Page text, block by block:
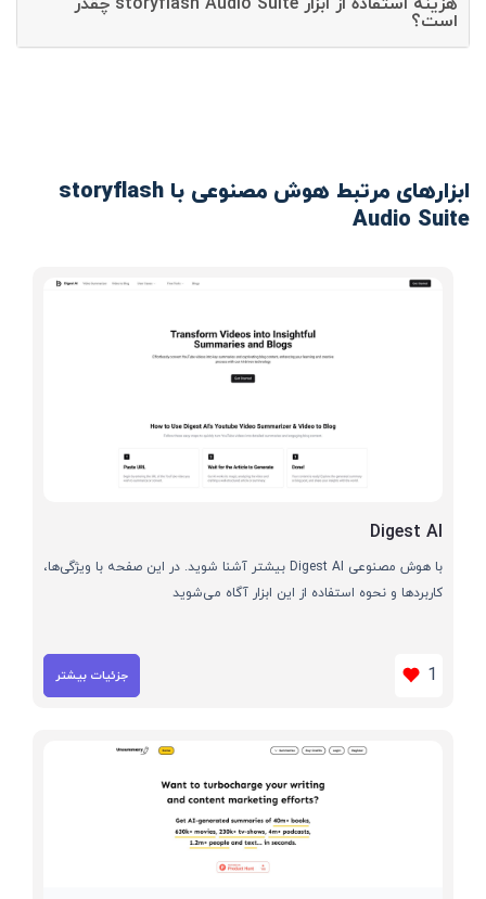
است؟
ابزارهای مرتبط هوش مصنوعی با storyflash
Audio Suite
Digest AI
با هوش مصنوعی Digest AI بیشتر آشنا شوید. در این صفحه با ویژگی‌ها،
کاربردها و نحوه استفاده از این ابزار آگاه می‌شوید
1 جزئیات بیشتر